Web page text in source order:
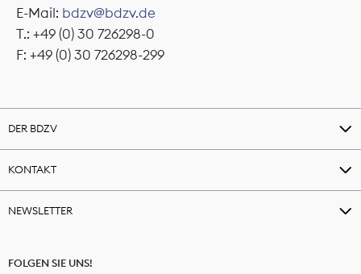
E-Mail: bdzv@bdzv.de
T.: +49 (0) 30 726298-0
F: +49 (0) 30 726298-299
DER BDZV
KONTAKT
NEWSLETTER
FOLGEN SIE UNS!